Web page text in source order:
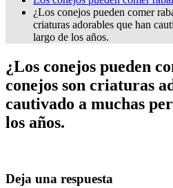
¿Los conejos pueden comer
criaturas adorables que han
largo de los años.
¿Los conejos pueden
conejos son criaturas
cautivado a muchas
los años.
Deja una respuesta